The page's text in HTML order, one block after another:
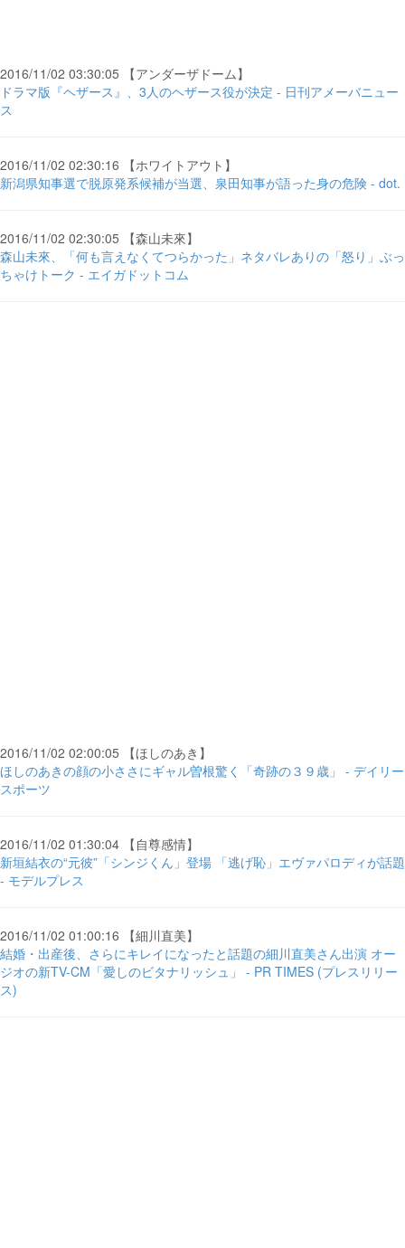
2016/11/02 03:30:05 【アンダーザドーム】
ドラマ版『ヘザース』、3人のヘザース役が決定 - 日刊アメーバニュー
ス
2016/11/02 02:30:16 【ホワイトアウト】
新潟県知事選で脱原発系候補が当選、泉田知事が語った身の危険 - dot.
2016/11/02 02:30:05 【森山未來】
森山未來、「何も言えなくてつらかった」ネタバレありの「怒り」ぶっ
ちゃけトーク - エイガドットコム
2016/11/02 02:00:05 【ほしのあき】
ほしのあきの顔の小ささにギャル曽根驚く「奇跡の３９歳」 - デイリー
スポーツ
2016/11/02 01:30:04 【自尊感情】
新垣結衣の“元彼”「シンジくん」登場 「逃げ恥」エヴァパロディが話題
- モデルプレス
2016/11/02 01:00:16 【細川直美】
結婚・出産後、さらにキレイになったと話題の細川直美さん出演 オー
ジオの新TV-CM「愛しのビタナリッシュ」 - PR TIMES (プレスリリー
ス)